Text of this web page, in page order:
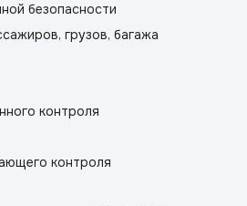
безопасности
грузов, багажа
контроля
контроля